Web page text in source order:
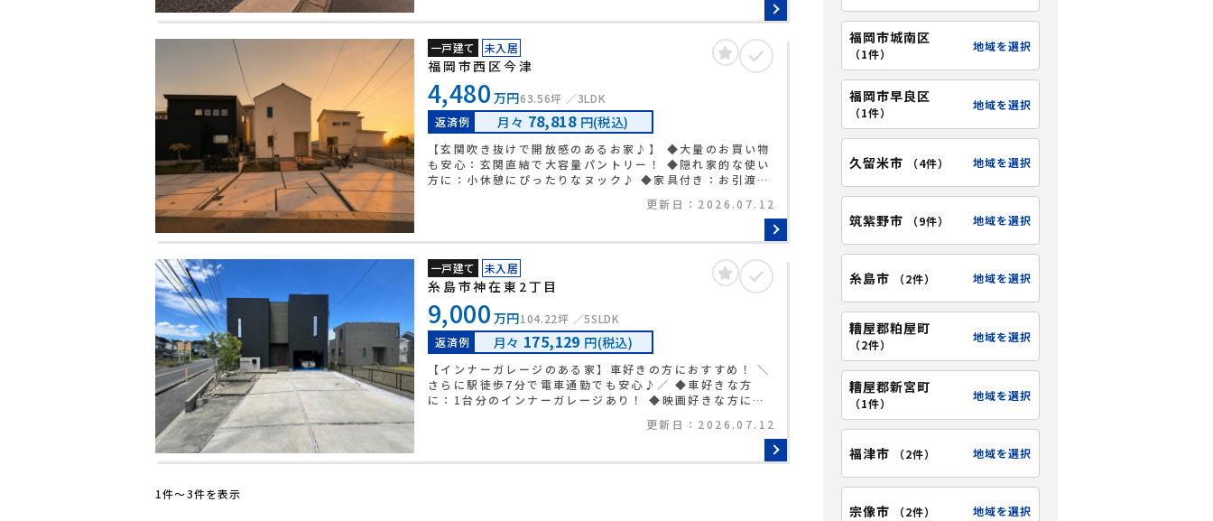
ートで、月々の光熱費をぐっと抑えられます♪ ◆すぐに入
居したい世帯に：2024年10月完成！外構工事済みで、す
ぐに新生活を始められます。
一戸建て 未入居
福岡市西区今津
4,480 万円63.56坪
3LDK
返済例
月々 78,818 円(税込)
【玄関吹き抜けで開放感のあるお家♪】 ◆大量のお買い物
も安心：玄関直結で大容量パントリー！ ◆隠れ家的な使い
方に：小休憩にぴったりなヌック♪ ◆家具付き：お引渡し
に：家族で使える広々WIC完備☆ ◆エコ重視の方に：5kw
更新日： 2026.07.12
一戸建て 未入居
糸島市神在東2丁目
9,000 万円104.22坪
5SLDK
返済例
月々 175,129 円(税込)
【インナーガレージのある家】車好きの方におすすめ！ ＼
さらに駅徒歩7分で電車通勤でも安心♪／ ◆車好きな方
に：1台分のインナーガレージあり！ ◆映画好きな方に：
引渡し後すぐに新生活をスタートできます◎ ◆家族が増え
方に：11kw超の太陽光で光熱費を賢くおさえよう♪
更新日： 2026.07.12
1件〜3件を表示
福岡市城南区
（1件）
地域を選択
福岡市早良区
（1件）
地域を選択
久留米市 （4件） 地域を選択
筑紫野市 （9件） 地域を選択
糸島市 （2件） 地域を選択
糟屋郡粕屋町
（2件）
地域を選択
糟屋郡新宮町
（1件）
地域を選択
福津市 （2件） 地域を選択
宗像市 （2件） 地域を選択